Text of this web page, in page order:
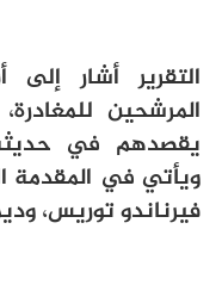
التقرير أشار
المرشحين
يقصدهم في حديثه
ويأتي في المقدمة
فيرناندو توريس،